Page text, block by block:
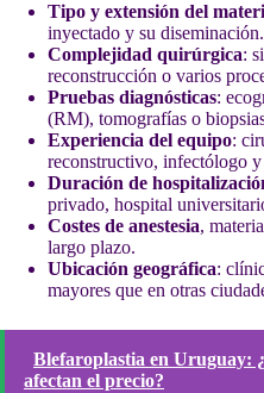
Tipo y extensión del
inyectado y su diseminación.
Complejidad quirúrgica:
reconstrucción o varios
Pruebas diagnósticas:
(RM), tomografías o
Experiencia del equipo:
reconstructivo, infectólogo y
Duración de
privado, hospital
Costes de anestesia,
largo plazo.
Ubicación geográfica:
mayores que en otras
Blefaroplastia en Uruguay:
afectan el precio?